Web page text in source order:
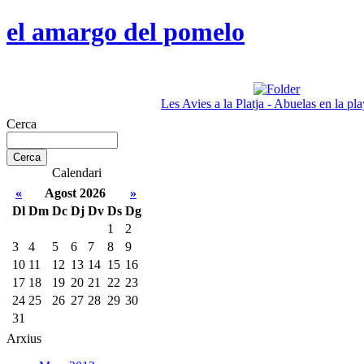
el amargo del pomelo
Les Avies a la Platja - Abuelas en la
Cerca
Calendari
«
Agost 2026
»
Dl Dm Dc Dj Dv Ds Dg
1
2
3
4 5 6 7 8
9
10 11 12 13 14 15 16
17 18 19 20 21 22 23
24 25 26 27 28 29 30
31
Arxius